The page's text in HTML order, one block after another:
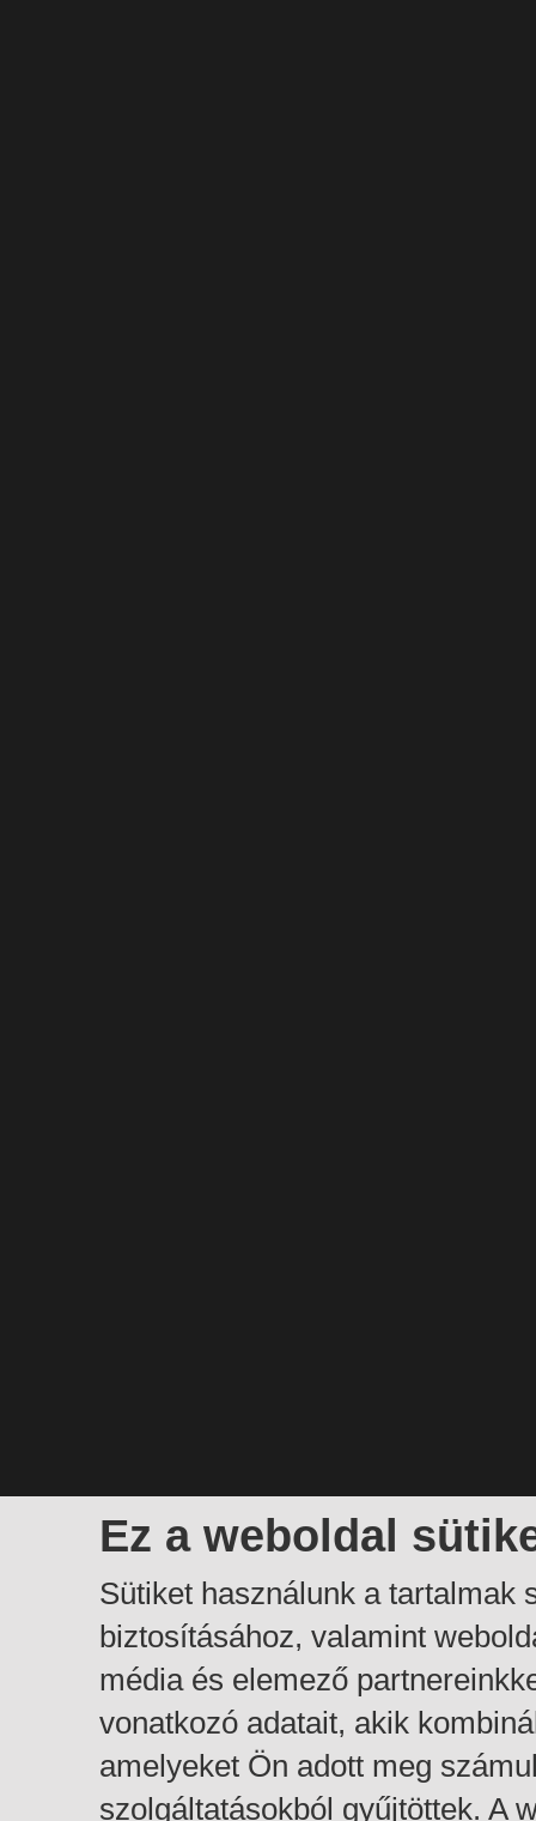
Ez a weboldal
Sütiket használunk a tartalmak
biztosításához, valamint
média és elemező
vonatkozó adatait, akik
amelyeket Ön adott meg
szolgáltatásokból gyűjtöttek. A